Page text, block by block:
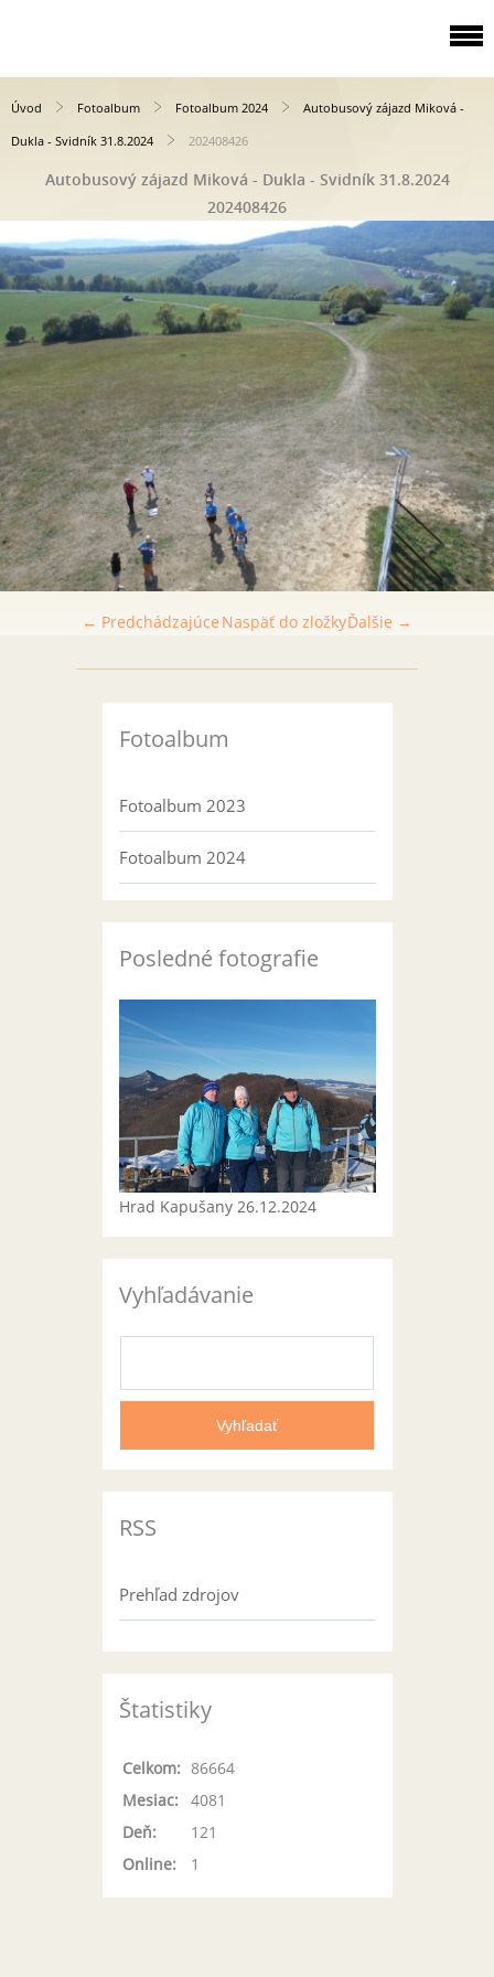
Úvod Fotoalbum Fotoalbum 2024
Autobusový zájazd Miková -
Dukla - Svidník 31.8.2024
202408426
Autobusový zájazd Miková - Dukla - Svidník 31.8.2024
202408426
← Predchádzajúce Ďalšie →
Naspäť do zložky
Fotoalbum
Fotoalbum 2023
Fotoalbum 2024
Posledné fotografie
Hrad Kapušany 26.12.2024
Vyhľadávanie
RSS
Prehľad zdrojov
Štatistiky
Online: 1
Celkom: 86664
Mesiac:
4081
Deň:
121